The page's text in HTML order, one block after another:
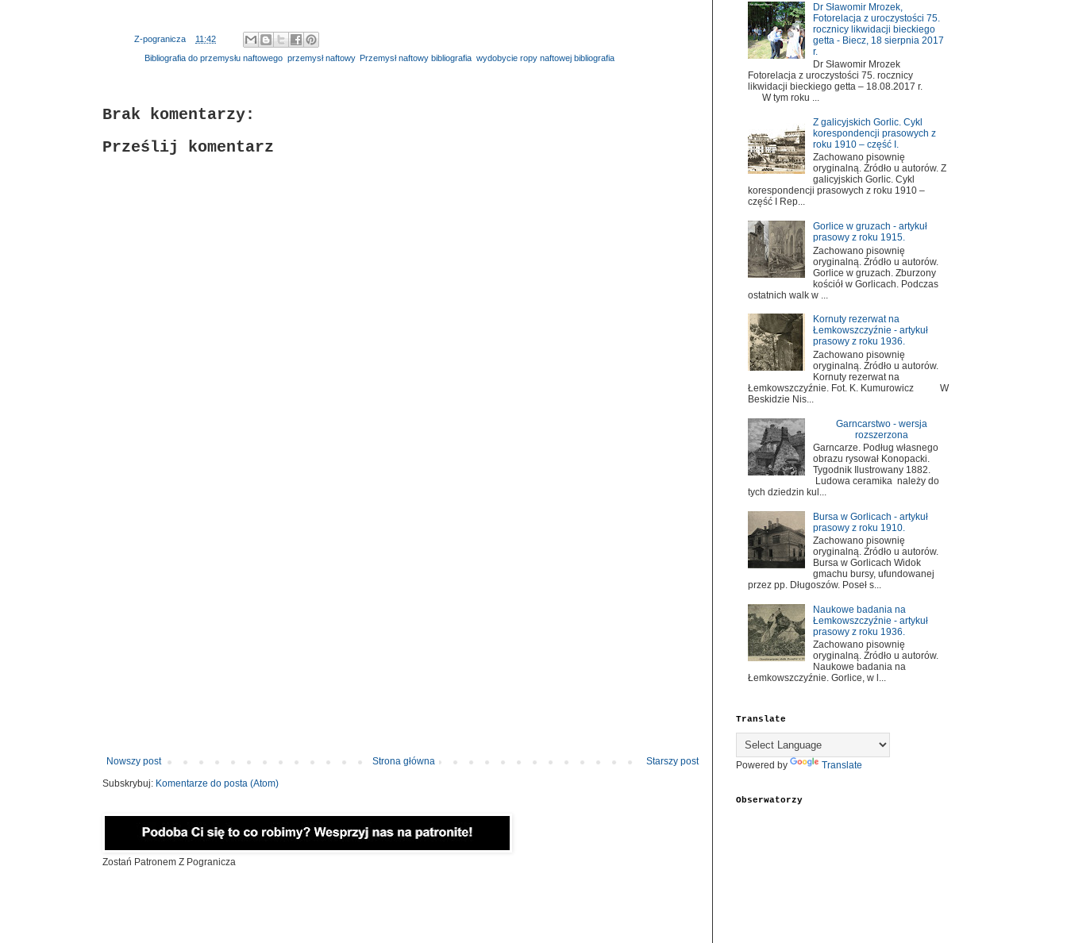
Z-pogranicza 11:42
Bibliografia do przemysłu naftowego przemysł naftowy, Przemysł naftowy bibliografia wydobycie ropy naftowej bibliografia
Brak komentarzy:
Prześlij komentarz
Nowszy post Starszy post
Strona główna
Subskrybuj: Komentarze do posta (Atom)
Zostań Patronem Z Pogranicza
Dr Sławomir Mrozek,
Fotorelacja z uroczystości 75.
rocznicy likwidacji bieckiego
getta - Biecz, 18 sierpnia 2017
r.
Dr Sławomir Mrozek
Fotorelacja z uroczystości 75. rocznicy
likwidacji bieckiego getta – 18.08.2017 r.
W tym roku ...
Z galicyjskich Gorlic. Cykl
korespondencji prasowych z
roku 1910 – część I.
Zachowano pisownię
oryginalną. Źródło u autorów. Z
galicyjskich Gorlic. Cykl
korespondencji prasowych z roku 1910 –
część I Rep...
Gorlice w gruzach - artykuł
prasowy z roku 1915.
Zachowano pisownię
oryginalną. Źródło u autorów.
Gorlice w gruzach. Zburzony
kościół w Gorlicach. Podczas
ostatnich walk w ...
Kornuty rezerwat na
Łemkowszczyźnie - artykuł
prasowy z roku 1936.
Zachowano pisownię
oryginalną. Źródło u autorów.
Kornuty rezerwat na
Łemkowszczyźnie. Fot. K. Kumurowicz W
Beskidzie Nis...
Garncarstwo - wersja
rozszerzona
Garncarze. Podług własnego
obrazu rysował Konopacki.
Tygodnik Ilustrowany 1882.
Ludowa ceramika należy do
tych dziedzin kul...
Bursa w Gorlicach - artykuł
prasowy z roku 1910.
Zachowano pisownię
oryginalną. Źródło u autorów.
Bursa w Gorlicach Widok
gmachu bursy, ufundowanej
przez pp. Długoszów. Poseł s...
Naukowe badania na
Łemkowszczyźnie - artykuł
prasowy z roku 1936.
Zachowano pisownię
oryginalną. Źródło u autorów.
Naukowe badania na
Łemkowszczyźnie. Gorlice, w l...
Translate
Powered by Translate
Obserwatorzy